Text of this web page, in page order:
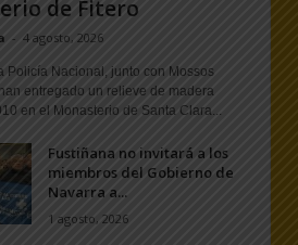
de Fitero
- 4 agosto, 2026
Policía Nacional, junto con Mossos
entregado un relieve de madera
en el Monasterio de Santa Clara...
Fustiñana no invitará a los
miembros del Gobierno de
Navarra a...
1 agosto, 2026